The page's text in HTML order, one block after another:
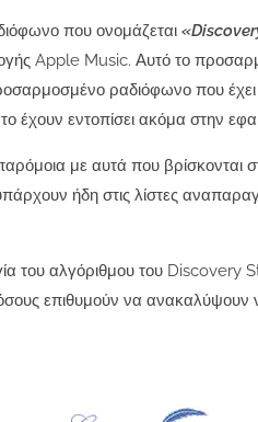
που ονομάζεται
Apple Music‌. Αυτό το
ραδιόφωνο που έχει
έχουν εντοπίσει ακόμα στην
με αυτά που βρίσκονται
ήδη στις λίστες
του αλγόριθμου του
όσους επιθυμούν να